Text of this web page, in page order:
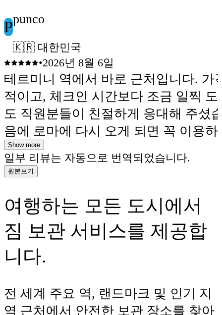
Ppunco
🇰🇷 대한민국
•2026년 8월 6일
테르미니 역에서 바로 근처입니다. 가
적이고, 체크인 시간보다 조금 일찍
도 직원분들이 친절하게 응대해 주셨
음에 로마에 다시 오게 되면 꼭 이용
다.
Show more
일부 리뷰는 자동으로 번역되었습니다.
원본보기
여행하는 모든 도시에서
짐 보관 서비스를 제공합
니다.
전 세계 주요 역, 랜드마크 및 인기 지
역 근처에서 안전한 보관 장소를 찾아